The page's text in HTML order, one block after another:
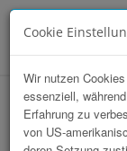
OÖ
Cookie
Wir nutzen
essenziell,
Erfahrung zu
von US-